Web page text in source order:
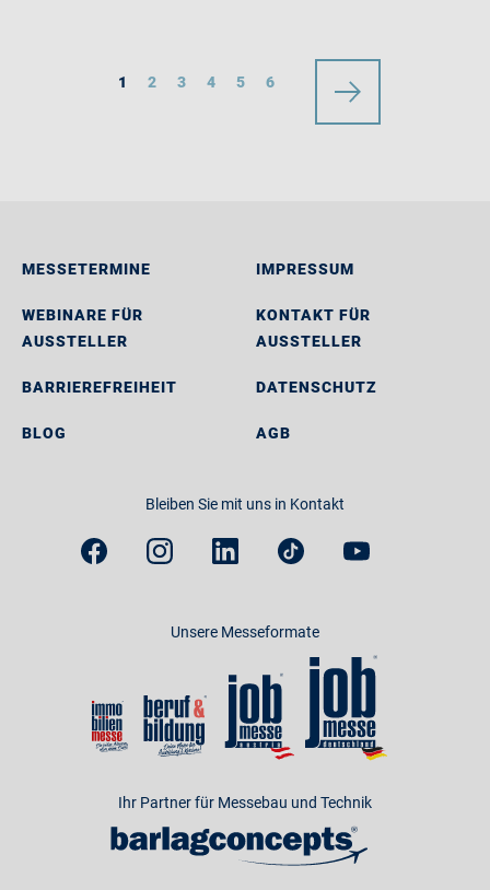
1 2 3 4 5 6
MESSETERMINE
WEBINARE FÜR
AUSSTELLER
BARRIEREFREIHEIT
BLOG
IMPRESSUM
KONTAKT FÜR
AUSSTELLER
DATENSCHUTZ
AGB
Bleiben Sie mit uns in Kontakt
Unsere Messeformate
Ihr Partner für Messebau und Technik